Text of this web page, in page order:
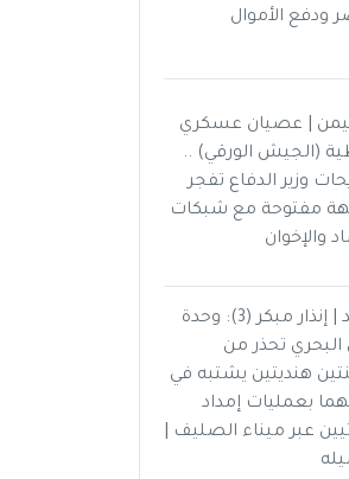
ودفع الأموال
| عصيان عسكري
(الجيش الورقي) ..
وزير الدفاع تفجر
مفتوحة مع شبكات
والإخوان
شاهد | إنذار مبكر (3): وحدة
البحري تحذر من
هنديتين يشتبه في
بعمليات إمداد
عبر ميناء الصليف |